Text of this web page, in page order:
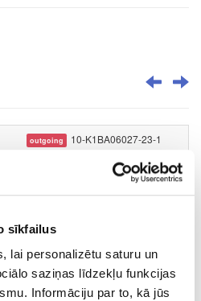
sīkfailus
lai personalizētu saturu un
saziņas līdzekļu funkcijas
Informāciju par to, kā jūs
outgoing 10-K1BA06027-23-1
Madreperla
GLOSS
no